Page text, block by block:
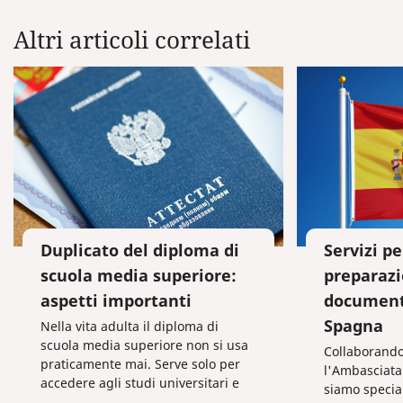
Altri articoli correlati
Duplicato del diploma di
scuola media superiore:
aspetti importanti
Nella vita adulta il diploma di
scuola media superiore non si usa
praticamente mai. Serve solo per
accedere agli studi universitari e
Servizi
Spagna
siamo